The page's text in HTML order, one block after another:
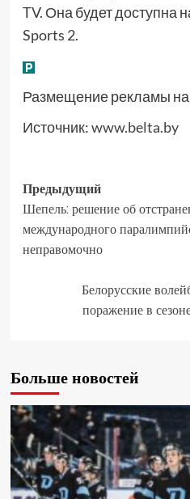
TV. Она будет доступна
Sports 2.
Размещение рекламы
Источник:www.belta.by
Предыдущий
Шепель: решение об
международного
неправомочно
Белорусские
поражение в
Больше новостей